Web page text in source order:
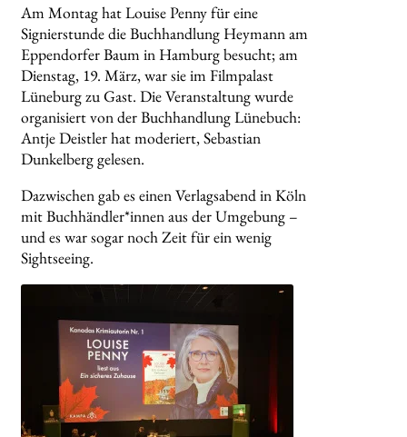
Am Montag hat Louise Penny für eine
Signierstunde die Buchhandlung Heymann am
Eppendorfer Baum in Hamburg besucht; am
Dienstag, 19. März, war sie im Filmpalast
Lüneburg zu Gast. Die Veranstaltung wurde
organisiert von der Buchhandlung Lünebuch:
Antje Deistler hat moderiert, Sebastian
Dunkelberg gelesen.
Dazwischen gab es einen Verlagsabend in Köln
mit Buchhändler*innen aus der Umgebung –
und es war sogar noch Zeit für ein wenig
Sightseeing.